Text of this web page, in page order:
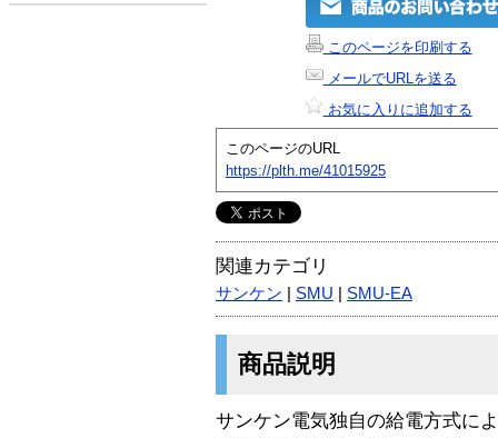
このページを印刷する
メールでURLを送る
お気に入りに追加する
このページのURL
https://plth.me/41015925
関連カテゴリ
サンケン SMU SMU-EA
商品説明
サンケン電気独自の給電方式に